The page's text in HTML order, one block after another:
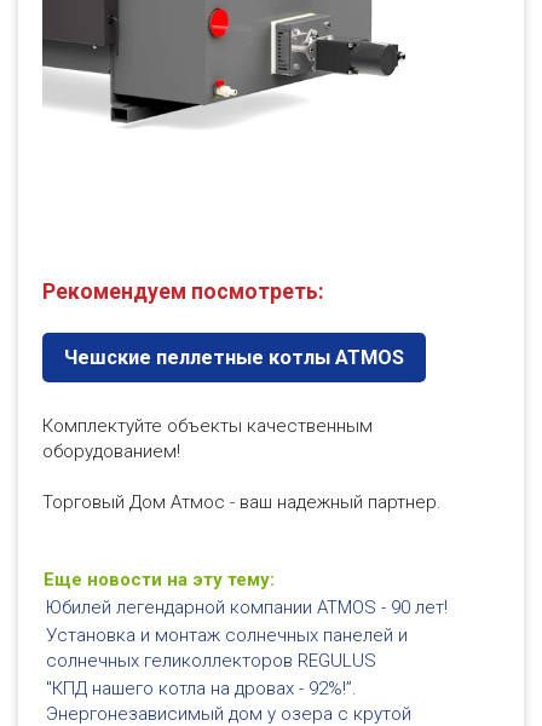
Рекомендуем посмотреть:
Чешские пеллетные котлы ATMOS
Комплектуйте объекты качественным
оборудованием!
Торговый Дом Атмос - ваш надежный партнер.
Еще новости на эту тему:
Юбилей легендарной компании ATMOS - 90 лет!
Установка и монтаж солнечных панелей и
солнечных геликоллекторов REGULUS
"КПД нашего котла на дровах - 92%!”.
Энергонезависимый дом у озера с крутой